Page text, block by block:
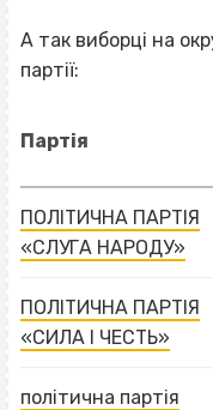
А так виборці на
партії:
Партія
ПОЛІТИЧНА ПАРТІЯ
«СЛУГА НАРОДУ»
ПОЛІТИЧНА ПАРТІЯ
«СИЛА І ЧЕСТЬ»
політична партія